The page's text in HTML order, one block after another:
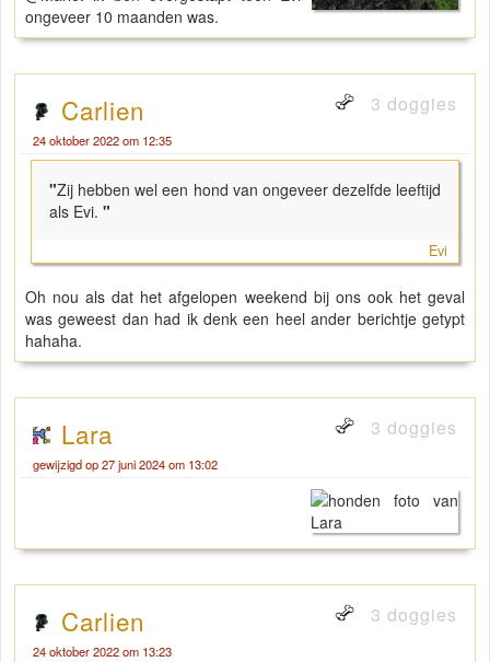
ongeveer 10 maanden was.
Carlien 3 doggies
24 oktober 2022 om 12:35
"Zij hebben wel een hond van ongeveer dezelfde leeftijd
als Evi. "
Evi
Oh nou als dat het afgelopen weekend bij ons ook het geval
was geweest dan had ik denk een heel ander berichtje getypt
hahaha.
Lara 3 doggies
gewijzigd op 27 juni 2024 om 13:02
Carlien 3 doggies
24 oktober 2022 om 13:23